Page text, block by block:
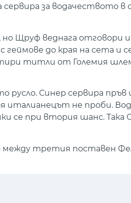
сервира за водачеството в
Щруф веднага отговори и
до края на сета и
титли от Големия
русло. Синер сервира
италианецът не проби.
се при втория шанс. Така
третия поставен